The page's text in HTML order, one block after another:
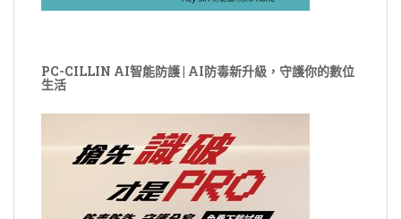
PC-CILLIN AI智能防護 | AI防毒新升級，守護你的數位
生活